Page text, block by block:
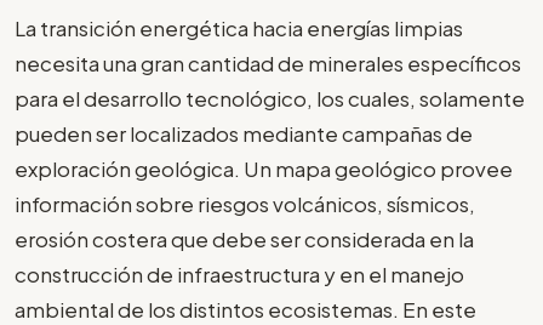
La transición energética hacia energías limpias
necesita una gran cantidad de minerales específicos
para el desarrollo tecnológico, los cuales, solamente
pueden ser localizados mediante campañas de
exploración geológica. Un mapa geológico provee
información sobre riesgos volcánicos, sísmicos,
erosión costera que debe ser considerada en la
construcción de infraestructura y en el manejo
ambiental de los distintos ecosistemas. En este